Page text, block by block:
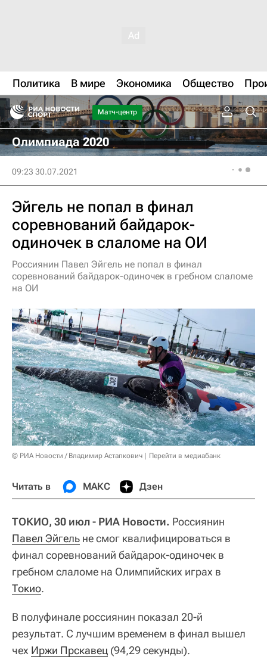
Политика В мире Экономика Общество
Матч-центр
Олимпиада 2020
09:23 30.07.2021
Эйгель не попал в финал
соревнований байдарок-
одиночек в слаломе на ОИ
Россиянин Павел Эйгель не попал в финал
соревнований байдарок-одиночек в гребном слаломе
на ОИ
© РИА Новости / Владимир Астапкович Перейти в медиабанк
Читать в МАКС Дзен
ТОКИО, 30 июл - РИА Новости. Россиянин
Павел Эйгель не смог квалифицироваться в
финал соревнований байдарок-одиночек в
гребном слаломе на Олимпийских играх в
Токио.
В полуфинале россиянин показал 20-й
результат. С лучшим временем в финал вышел
чех Иржи Прскавец (94,29 секунды).